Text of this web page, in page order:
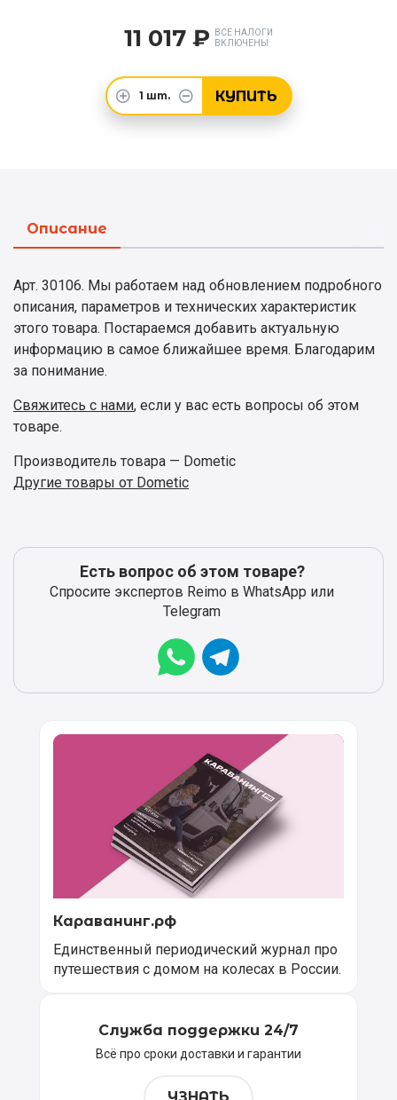
11 017 ₽
ВСЕ НАЛОГИ
ВКЛЮЧЕНЫ
1 шт. КУПИТЬ
Описание
Арт. 30106. Мы работаем над обновлением подробного
описания, параметров и технических характеристик
этого товара. Постараемся добавить актуальную
информацию в самое ближайшее время. Благодарим
за понимание.
Свяжитесь с нами, если у вас есть вопросы об этом
товаре.
Производитель товара — Dometic
Другие товары от Dometic
Есть вопрос об этом товаре?
Спросите экспертов Reimo в WhatsApp или
Telegram
Караванинг.рф
Единственный периодический журнал про
путешествия с домом на колесах в России.
Служба поддержки 24/7
Всё про сроки доставки и гарантии
УЗНАТЬ